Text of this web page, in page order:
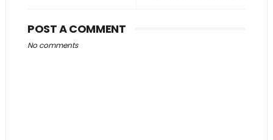
POST A COMMENT
No comments